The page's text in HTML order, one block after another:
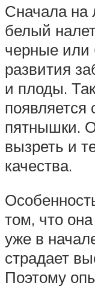
Сначала на
белый
черные или
развития
и плоды.
пятнышки.
вызреть и
качества.
том, что
уже в
страдает
Поэтому